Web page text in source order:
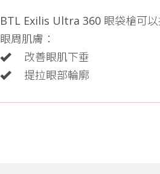
BTL Exilis Ultra 360 眼袋槍可
眼周肌膚：
改善眼肌下垂
提拉眼部輪廓